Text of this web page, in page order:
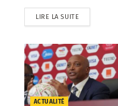
LIRE LA SUITE
ACTUALITÉ